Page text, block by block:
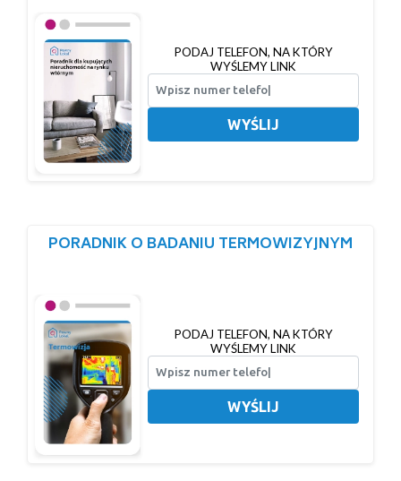
PODAJ TELEFON, NA KTÓRY
WYŚLEMY LINK
WYŚLIJ
PORADNIK O BADANIU TERMOWIZYJNYM
PODAJ TELEFON, NA KTÓRY
WYŚLEMY LINK
WYŚLIJ